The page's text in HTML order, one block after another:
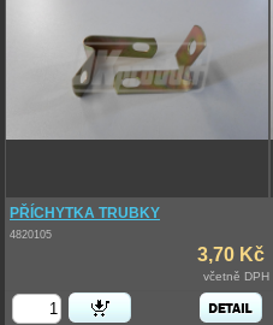
PŘÍCHYTKA TRUBKY
4820105
3,70 Kč
včetně DPH